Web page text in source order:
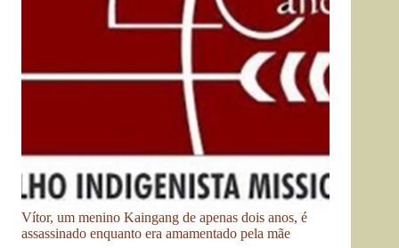
Vítor, um menino Kaingang de apenas dois anos, é
assassinado enquanto era amamentado pela mãe